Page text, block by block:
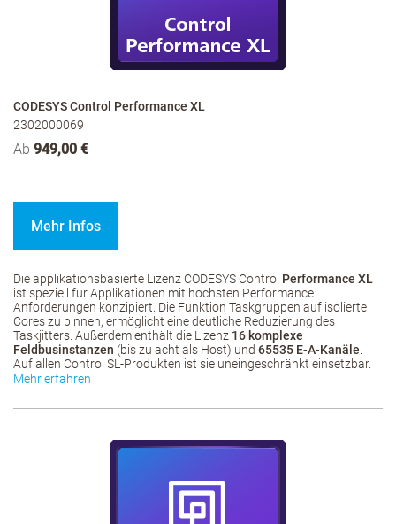
CODESYS Control Performance XL
2302000069
Ab 949,00 €
Mehr Infos
Die applikationsbasierte Lizenz CODESYS Control Performance XL
ist speziell für Applikationen mit höchsten Performance
Anforderungen konzipiert. Die Funktion Taskgruppen auf isolierte
Cores zu pinnen, ermöglicht eine deutliche Reduzierung des
Taskjitters. Außerdem enthält die Lizenz 16 komplexe
Feldbusinstanzen (bis zu acht als Host) und 65535 E-A-Kanäle
Auf allen Control SL-Produkten ist sie uneingeschränkt einsetzbar.
Mehr erfahren